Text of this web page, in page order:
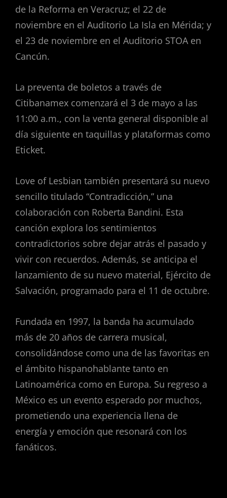
de la Reforma en Veracruz; el 22 de
noviembre en el Auditorio La Isla en Mérida; y
el 23 de noviembre en el Auditorio STOA en
Cancún.
La preventa de boletos a través de
Citibanamex comenzará el 3 de mayo a las
11:00 a.m., con la venta general disponible al
día siguiente en taquillas y plataformas como
Eticket.
Love of Lesbian también presentará su nuevo
sencillo titulado “Contradicción,” una
colaboración con Roberta Bandini. Esta
canción explora los sentimientos
contradictorios sobre dejar atrás el pasado y
vivir con recuerdos. Además, se anticipa el
lanzamiento de su nuevo material, Ejército de
Salvación, programado para el 11 de octubre.
Fundada en 1997, la banda ha acumulado
más de 20 años de carrera musical,
consolidándose como una de las favoritas en
el ámbito hispanohablante tanto en
Latinoamérica como en Europa. Su regreso a
México es un evento esperado por muchos,
prometiendo una experiencia llena de
energía y emoción que resonará con los
fanáticos.